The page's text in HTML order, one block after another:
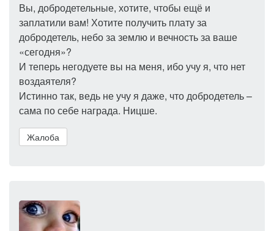
Вы, добродетельные, хотите, чтобы ещё и
заплатили вам! Хотите получить плату за
добродетель, небо за землю и вечность за ваше
«сегодня»?
И теперь негодуете вы на меня, ибо учу я, что нет
воздаятеля?
Истинно так, ведь не учу я даже, что добродетель –
сама по себе награда. Ницше.
Жалоба